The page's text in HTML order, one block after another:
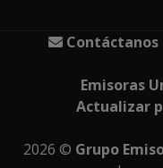
Contáctanos
Emisoras
Actualizar
2026 © Grupo